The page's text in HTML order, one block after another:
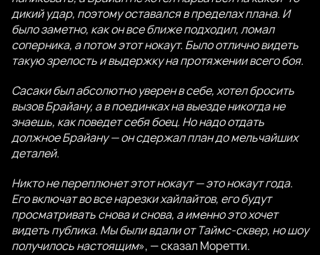
дикий удар, поэтому оставался в пределах плана. И
было заметно, как он все ближе подходил, ломал
соперника, а потом этот нокаут. Было отлично видеть
такую ​​зрелость и выдержку на протяжении всего боя.
Сасаки был абсолютно уверен в себе, хотел бросить
вызов Брайану, а в поединках на выезде никогда не
знаешь, как поведет себя боец. Но надо отдать
должное Брайану — он сдержал план до мельчайших
деталей.
Никто не переплюнет этот нокаут — это нокаут года.
Его включат во все нарезки хайлайтов, его будут
просматривать снова и снова, а именно это хочет
видеть публика. Мы были вдали от Таймс-сквер, но шоу
получилось настоящим», — сказал Моретти.